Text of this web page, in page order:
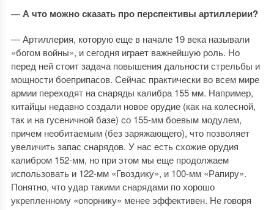
— А что можно сказать про перспективы артиллерии?
— Артиллерия, которую еще в начале 19 века называли
«богом войны», и сегодня играет важнейшую роль. Но
перед ней стоит задача повышения дальности стрельбы и
мощности боеприпасов. Сейчас практически во всем мире
армии переходят на снаряды калибра 155 мм. Например,
китайцы недавно создали новое орудие (как на колесной,
так и на гусеничной базе) со 155-мм боевым модулем,
причем необитаемым (без заряжающего), что позволяет
увеличить запас снарядов. У нас есть схожие орудия
калибром 152-мм, но при этом мы еще продолжаем
использовать и 122-мм «Гвоздику», и 100-мм «Рапиру».
Понятно, что удар такими снарядами по хорошо
укрепленному «опорнику» менее эффективен. Не говоря